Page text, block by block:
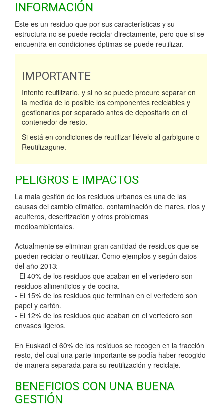
INFORMACIÓN
Este es un residuo que por sus características y su
estructura no se puede reciclar directamente, pero que si se
encuentra en condiciones óptimas se puede reutilizar.
IMPORTANTE
Intente reutilizarlo, y si no se puede procure separar en
la medida de lo posible los componentes reciclables y
gestionarlos por separado antes de depositarlo en el
contenedor de resto.
Si está en condiciones de reutilizar llévelo al garbigune o
Reutilizagune.
PELIGROS E IMPACTOS
La mala gestión de los residuos urbanos es una de las
causas del cambio climático, contaminación de mares, ríos y
acuíferos, desertización y otros problemas
medioambientales.
Actualmente se eliminan gran cantidad de residuos que se
pueden reciclar o reutilizar. Como ejemplos y según datos
del año 2013:
- El 40% de los residuos que acaban en el vertedero son
residuos alimenticios y de cocina.
- El 15% de los residuos que terminan en el vertedero son
papel y cartón.
- El 12% de los residuos que acaban en el vertedero son
envases ligeros.
En Euskadi el 60% de los residuos se recogen en la fracción
resto, del cual una parte importante se podía haber recogido
de manera separada para su reutilización y reciclaje.
BENEFICIOS CON UNA BUENA
GESTIÓN